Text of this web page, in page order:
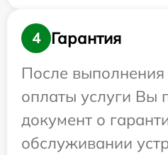
4
Гарантия
После выполнения
оплаты услуги Вы
документ о
обслуживании